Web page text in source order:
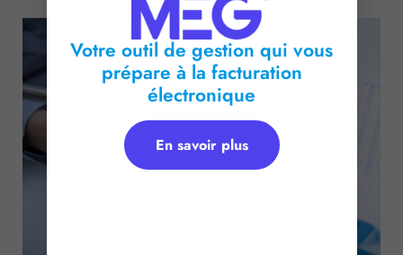
Votre outil de gestion qui vous
prépare à la facturation
électronique
En savoir plus